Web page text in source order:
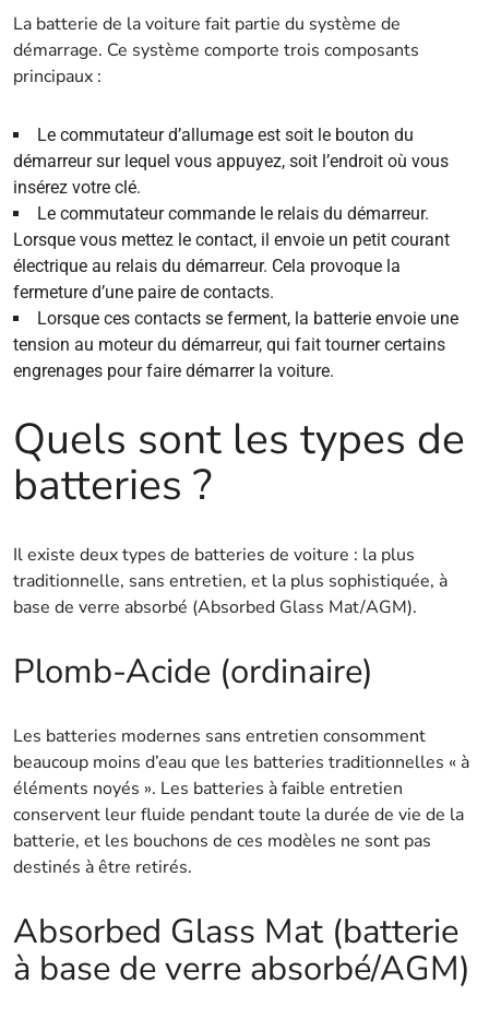
La batterie de la voiture fait partie du système de
démarrage. Ce système comporte trois composants
principaux :
Le commutateur d’allumage est soit le bouton du
démarreur sur lequel vous appuyez, soit l’endroit où vous
insérez votre clé.
Le commutateur commande le relais du démarreur.
Lorsque vous mettez le contact, il envoie un petit courant
électrique au relais du démarreur. Cela provoque la
fermeture d’une paire de contacts.
Lorsque ces contacts se ferment, la batterie envoie une
tension au moteur du démarreur, qui fait tourner certains
engrenages pour faire démarrer la voiture.
Quels sont les types de
batteries ?
Il existe deux types de batteries de voiture : la plus
traditionnelle, sans entretien, et la plus sophistiquée, à
base de verre absorbé (Absorbed Glass Mat/AGM).
Plomb-Acide (ordinaire)
Les batteries modernes sans entretien consomment
beaucoup moins d’eau que les batteries traditionnelles « à
éléments noyés ». Les batteries à faible entretien
conservent leur fluide pendant toute la durée de vie de la
batterie, et les bouchons de ces modèles ne sont pas
destinés à être retirés.
Absorbed Glass Mat (batterie
à base de verre absorbé/AGM)